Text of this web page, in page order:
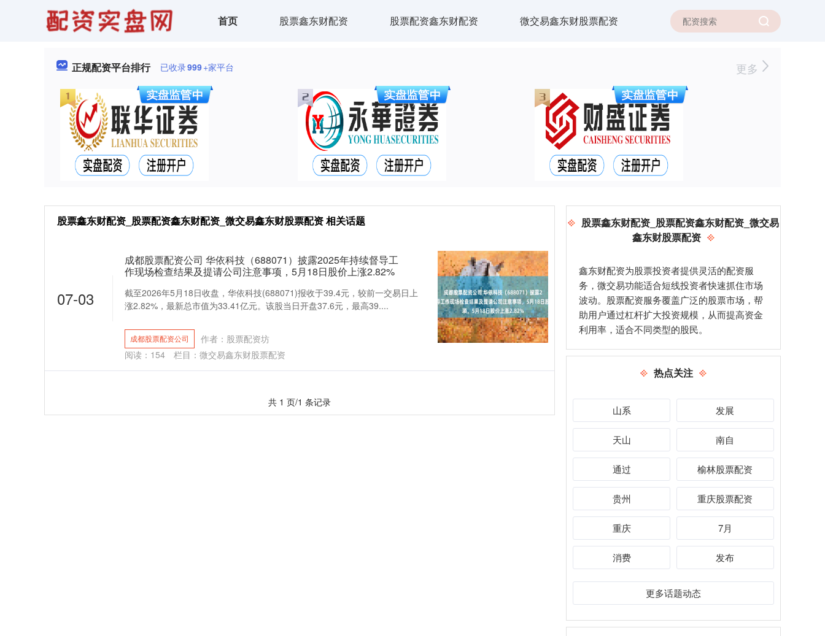
首页 股票鑫东财配资 股票配资鑫东财配资 微交易鑫东财股票配资
正规配资平台排行 已收录999+家平台 更多
股票鑫东财配资_股票配资鑫东财配资_微交易鑫东财股票配资 相关话题
07-03
成都股票配资公司 华依科技（688071）披露2025年持续督导工
作现场检查结果及提请公司注意事项，5月18日股价上涨2.82%
截至2026年5月18日收盘，华依科技(688071)报收于39.4元，较前一交易日上
涨2.82%，最新总市值为33.41亿元。该股当日开盘37.6元，最高39....
成都股票配资公司
作者：股票配资坊
阅读： 154 栏目： 微交易鑫东财股票配资
共 1 页/1 条记录
股票鑫东财配资_股票配资鑫东财配资_微交易
鑫东财股票配资
鑫东财配资为股票投资者提供灵活的配资服
务，微交易功能适合短线投资者快速抓住市场
波动。股票配资服务覆盖广泛的股票市场，帮
助用户通过杠杆扩大投资规模，从而提高资金
利用率，适合不同类型的股民。
热点关注
山系 发展
天山 南自
通过 榆林股票配资
贵州 重庆股票配资
重庆 7月
消费 发布
更多话题动态